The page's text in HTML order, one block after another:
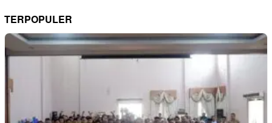
TERPOPULER